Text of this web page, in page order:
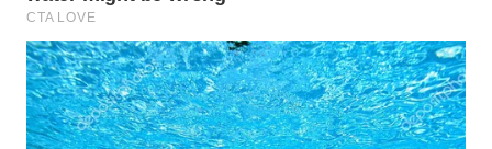
SAMOSIR
WN
PADANG
LAWAS